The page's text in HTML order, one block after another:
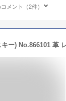
メント（2件）